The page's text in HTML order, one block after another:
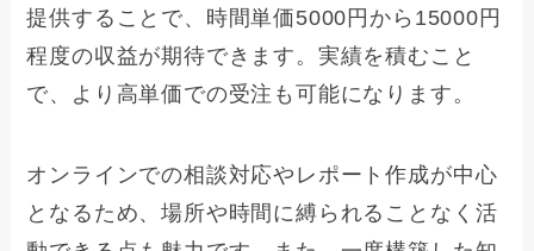
提供することで、時間単価5000円から15000円
程度の収益が期待できます。実績を積むこと
で、より高単価での受注も可能になります。
オンラインでの相談対応やレポート作成が中心
となるため、場所や時間に縛られることなく活